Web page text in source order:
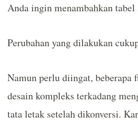
Anda ingin menambahkan tabel
Perubahan yang dilakukan
Namun perlu diingat, beberapa
desain kompleks terkadang
tata letak setelah dikonversi.